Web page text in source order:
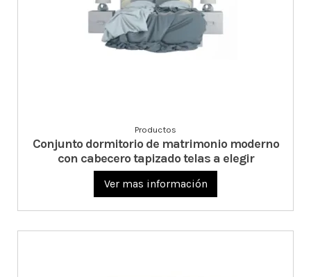
Productos
Conjunto dormitorio de matrimonio moderno
con cabecero tapizado telas a elegir
Ver mas información